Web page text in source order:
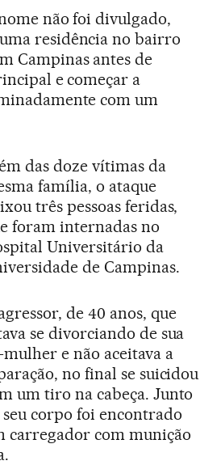
não foi divulgado,
residência no bairro
Campinas antes de
e começar a
com um
das doze vítimas da
família, o ataque
três pessoas feridas,
foram internadas no
Universitário da
de Campinas.
de 40 anos, que
se divorciando de sua
mulher e não aceitava a
no final se suicidou
um tiro na cabeça. Junto
seu corpo foi encontrado
carregador com munição